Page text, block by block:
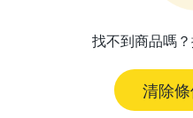
找不到商品嗎
清除